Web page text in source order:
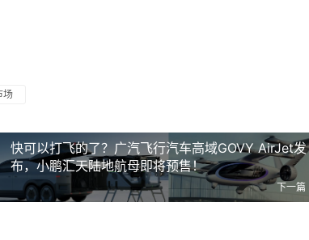
场
快可以打飞的了？广汽飞行汽车高域GOVY AirJet发
布，小鹏汇天陆地航母即将预售！
下一篇